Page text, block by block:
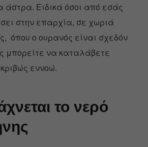
άστρα. Ειδικά όσοι από εσάς
στην επαρχία, σε χωριά
όπου ο ουρανός είναι σχεδόν
μπορείτε να καταλάβετε
εννοώ.
το νερό